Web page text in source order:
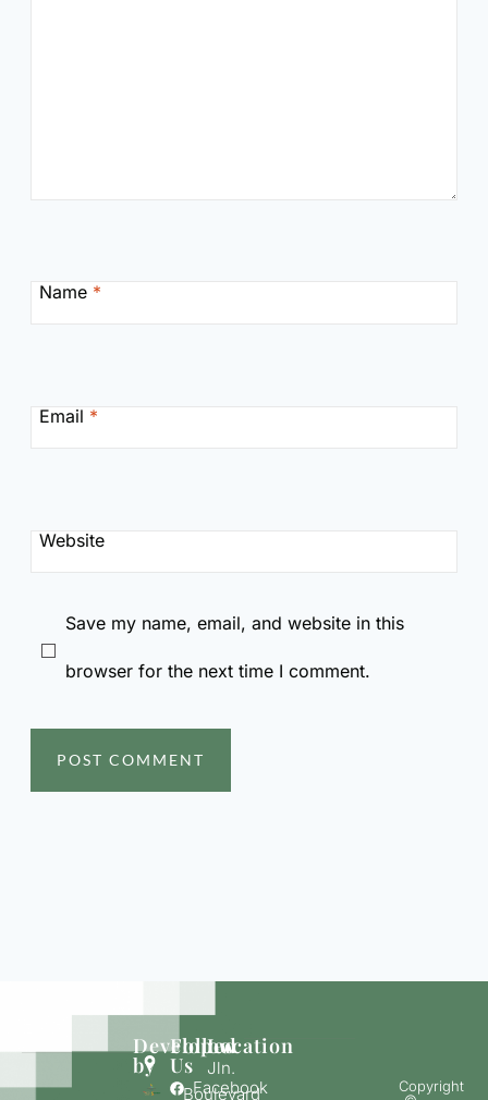
Name *
Email *
Website
Save my name, email, and website in this
browser for the next time I comment.
Developed
by
Follow
Us
Facebook
Location
Jln.
Boulevard
Copyright